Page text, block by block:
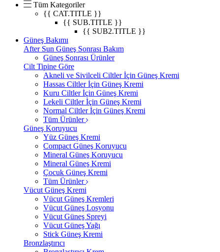
Tüm Kategoriler
{{ CAT.TITLE }}
{{ SUB.TITLE }}
{{ SUB2.TITLE }}
Güneş Bakımı
After Sun Güneş Sonrası Bakım
Güneş Sonrası Ürünler
Cilt Tipine Göre
Akneli ve Sivilceli Ciltler İçin Güneş Kremi
Hassas Ciltler İçin Güneş Kremi
Kuru Ciltler İçin Güneş Kremi
Lekeli Ciltler İçin Güneş Kremi
Normal Ciltler İçin Güneş Kremi
Tüm Ürünler
Güneş Koruyucu
Yüz Güneş Kremi
Compact Güneş Koruyucu
Mineral Güneş Koruyucu
Mineral Güneş Kremi
Çocuk Güneş Kremi
Tüm Ürünler
Vücut Güneş Kremi
Vücut Güneş Kremleri
Vücut Güneş Losyonu
Vücut Güneş Spreyi
Vücut Güneş Yağı
Stick Güneş Kremi
Bronzlaştırıcı